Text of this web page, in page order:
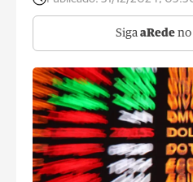
Siga aRede no